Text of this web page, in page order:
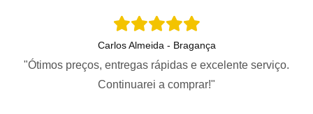
Carlos Almeida - Bragança
"Ótimos preços, entregas rápidas e excelente serviço.
Continuarei a comprar!"